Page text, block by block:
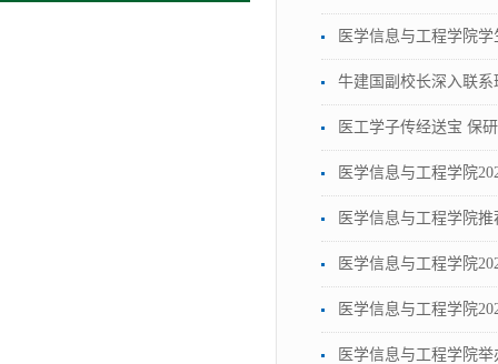
医学信息与工程学院
牛建国副校长深入联
医工学子传经送宝 保
医学信息与工程学院
医学信息与工程学院
医学信息与工程学院
医学信息与工程学院
医学信息与工程学院